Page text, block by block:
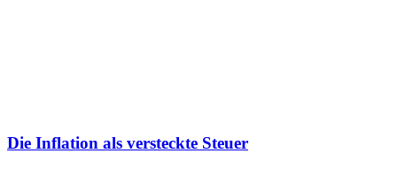
Die Inflation als versteckte Steuer